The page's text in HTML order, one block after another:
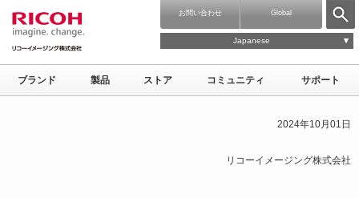
お問い合わせ Global
Japanese
ブランド 製品 ストア コミュニティ サポート
2024年10月01日
リコーイメージング株式会社